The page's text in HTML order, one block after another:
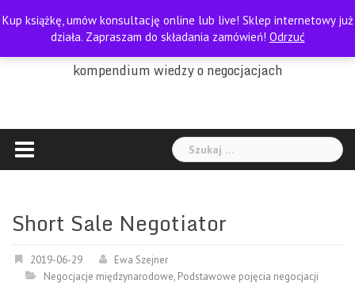
to
PORADNIK NEGOCJATORA
kompendium wiedzy o negocjacjach
Szukaj:
Short Sale Negotiator
2019-06-29
Ewa Szejner
Negocjacje międzynarodowe, Podstawowe pojęcia negocjacji
Kup książkę, umów konsultację online lub live! Sklep internetowy już
działa. Zapraszam do składania zamówień! Odrzuć